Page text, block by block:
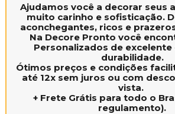
Ajudamos você a decorar seus
muito carinho e sofisticação.
aconchegantes, ricos e
Na Decore Pronto você
Personalizados de
durabilidade.
Ótimos preços e condições
até 12x sem juros ou com
vista.
+ Frete Grátis para todo o
regulamento).